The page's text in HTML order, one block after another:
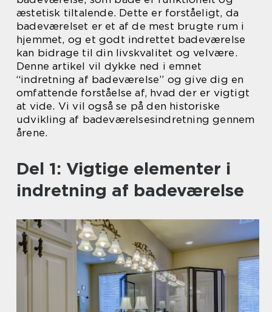
æstetisk tiltalende. Dette er forståeligt, da
badeværelset er et af de mest brugte rum i
hjemmet, og et godt indrettet badeværelse
kan bidrage til din livskvalitet og velvære.
Denne artikel vil dykke ned i emnet
“indretning af badeværelse” og give dig en
omfattende forståelse af, hvad der er vigtigt
at vide. Vi vil også se på den historiske
udvikling af badeværelsesindretning gennem
årene.
Del 1: Vigtige elementer i
indretning af badeværelse